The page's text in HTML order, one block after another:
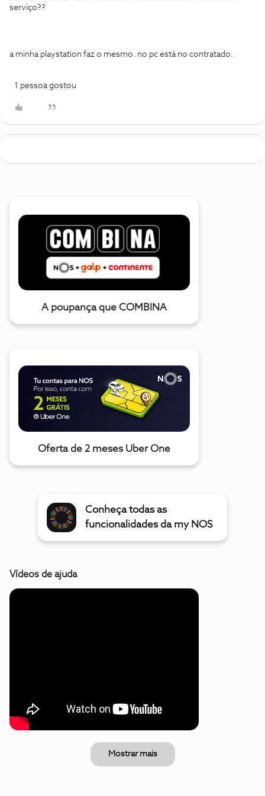
serviço??
a minha playstation faz o mesmo. no pc está no contratado.
1 pessoa gostou
A poupança que COMBINA
Oferta de 2 meses Uber One
Conheça todas as
funcionalidades da my NOS
Vídeos de ajuda
Mostrar mais